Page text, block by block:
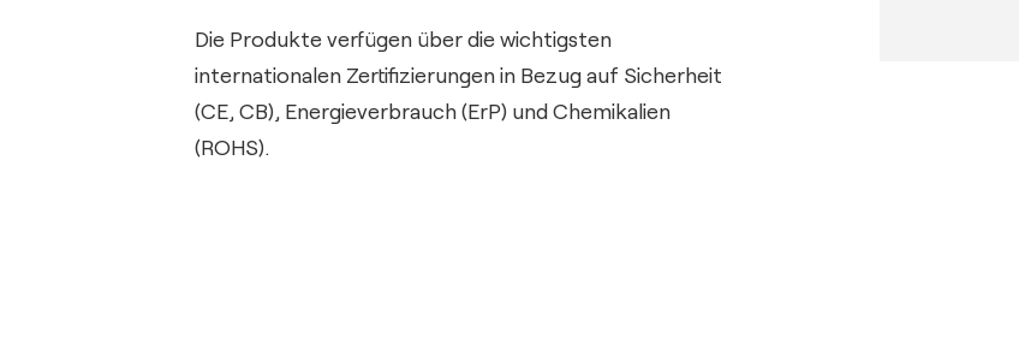
Die Produkte verfügen über die wichtigsten
internationalen Zertifizierungen in Bezug auf Sicherheit
(CE, CB), Energieverbrauch (ErP) und Chemikalien
(ROHS).